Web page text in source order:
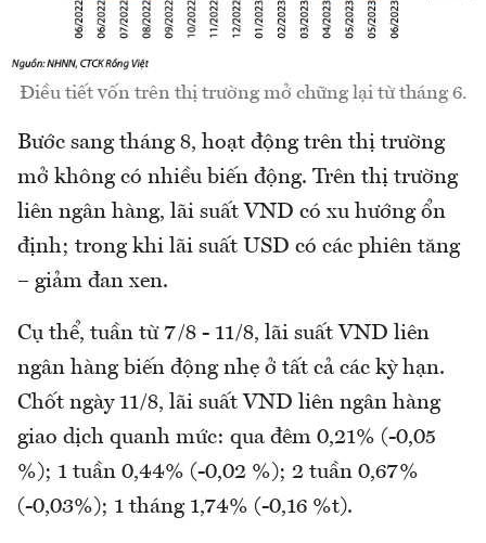
Điều tiết vốn trên thị trường mở chững lại từ tháng 6.
Bước sang tháng 8, hoạt động trên thị trường
mở không có nhiều biến động. Trên thị trường
liên ngân hàng, lãi suất VND có xu hướng ổn
định; trong khi lãi suất USD có các phiên tăng
– giảm đan xen.
Cụ thể, tuần từ 7/8 - 11/8, lãi suất VND liên
ngân hàng biến động nhẹ ở tất cả các kỳ hạn.
Chốt ngày 11/8, lãi suất VND liên ngân hàng
giao dịch quanh mức: qua đêm 0,21% (-0,05
%); 1 tuần 0,44% (-0,02 %); 2 tuần 0,67%
(-0,03%); 1 tháng 1,74% (-0,16 %t).